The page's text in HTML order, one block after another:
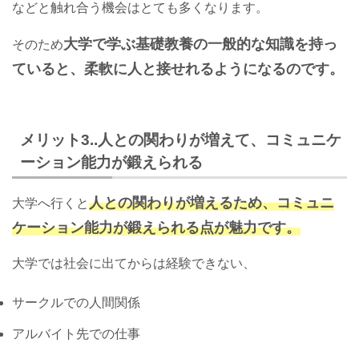
などと触れ合う機会はとても多くなります。
そのため大学で学ぶ基礎教養の一般的な知識を持っ
ていると、柔軟に人と接せれるようになるのです。
メリット3..人との関わりが増えて、コミュニケ
ーション能力が鍛えられる
大学へ行くと人との関わりが増えるため、コミュニ
ケーション能力が鍛えられる点が魅力です。
大学では社会に出てからは経験できない、
サークルでの人間関係
アルバイト先での仕事